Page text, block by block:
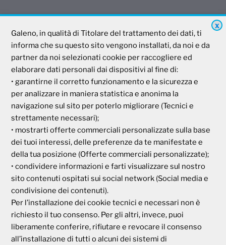
Galeno
Società Mutua Cooperativa
Via Parigi, 11
00185 Roma
P.I e C.F. 04273791006
Tel. 800 99 93 83
Fax 06 44 24 87 05
e-mail:backoffice@cassagaleno.it
Informativa sul trattamento dei dati
X
Galeno, in qualità di Titolare del trattamento dei dati, ti
informa che su questo sito vengono installati, da noi e da
partner da noi selezionati cookie per raccogliere ed
elaborare dati personali dai dispositivi al fine di:
• garantirne il corretto funzionamento e la sicurezza e
per analizzare in maniera statistica e anonima la
navigazione sul sito per poterlo migliorare (Tecnici e
strettamente necessari);
• mostrarti offerte commerciali personalizzate sulla base
dei tuoi interessi, delle preferenze da te manifestate e
della tua posizione (Offerte commerciali personalizzate);
• condividere informazioni e farti visualizzare sul nostro
sito contenuti ospitati sui social network (Social media e
condivisione dei contenuti).
Per l’installazione dei cookie tecnici e necessari non è
richiesto il tuo consenso. Per gli altri, invece, puoi
liberamente conferire, rifiutare e revocare il consenso
all’installazione di tutti o alcuni dei sistemi di